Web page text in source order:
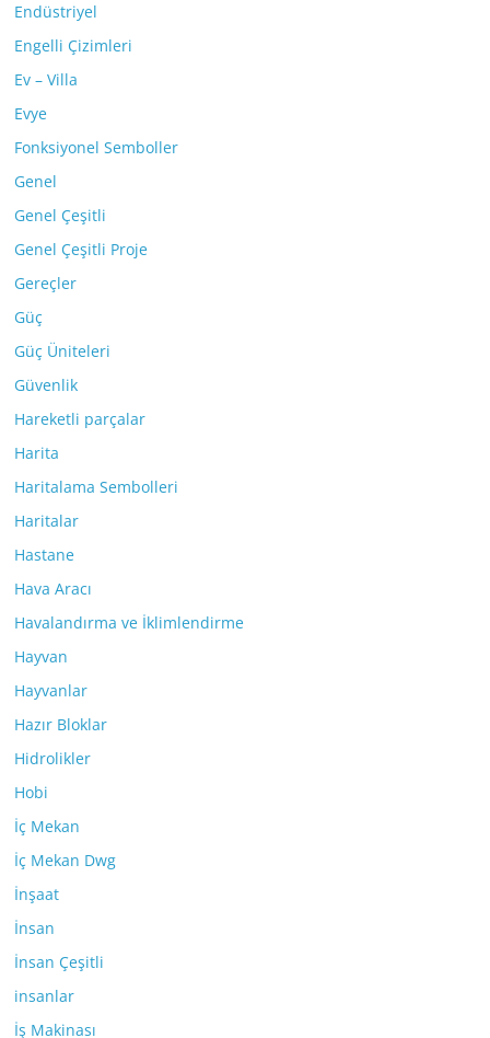
Endüstriyel
Engelli Çizimleri
Ev – Villa
Evye
Fonksiyonel Semboller
Genel
Genel Çeşitli
Genel Çeşitli Proje
Gereçler
Güç
Güç Üniteleri
Güvenlik
Hareketli parçalar
Harita
Haritalama Sembolleri
Haritalar
Hastane
Hava Aracı
Havalandırma ve İklimlendirme
Hayvan
Hayvanlar
Hazır Bloklar
Hidrolikler
Hobi
İç Mekan
İç Mekan Dwg
İnşaat
İnsan
İnsan Çeşitli
insanlar
İş Makinası